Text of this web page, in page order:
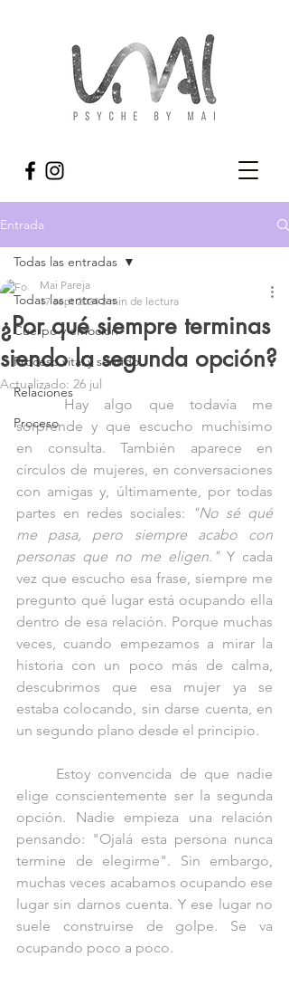
Entrada
Todas las entradas
Cuerpo y emoción
Proceso vital y sentido
Relaciones
Proceso
Todas las entradas
¿Por qué siempre terminas
siendo la segunda opción?
Mai Pareja
17 sept 2024 3 min de lectura
Actualizado: 26 jul
sorprende y que escucho muchísimo
en consulta. También aparece en
círculos de mujeres, en conversaciones
con amigas y, últimamente, por todas
partes en redes sociales:
"No sé qué
me pasa, pero siempre acabo con
personas que no me eligen." Y cada
vez que escucho esa frase, siempre me
pregunto qué lugar está ocupando ella
dentro de esa relación. Porque muchas
veces, cuando empezamos a mirar la
historia con un poco más de calma,
descubrimos que esa mujer ya se
estaba colocando, sin darse cuenta, en
un segundo plano desde el principio.
elige conscientemente ser la segunda
opción. Nadie empieza una relación
pensando: "Ojalá esta persona nunca
termine de elegirme". Sin embargo,
muchas veces acabamos ocupando ese
lugar sin darnos cuenta. Y ese lugar no
suele construirse de golpe. Se va
ocupando poco a poco.